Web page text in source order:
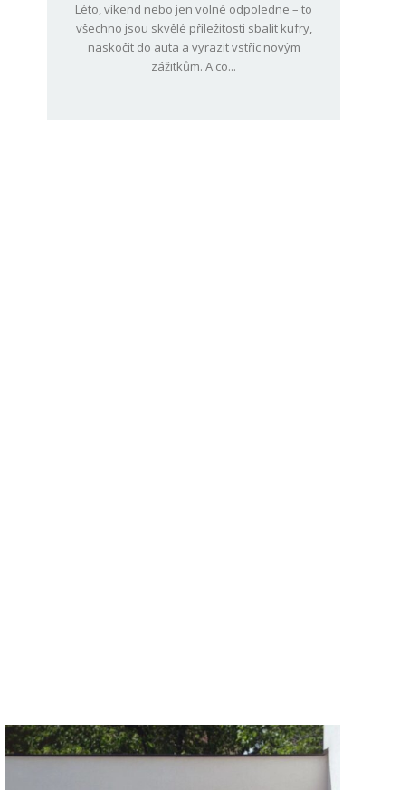
Léto, víkend nebo jen volné odpoledne – to
všechno jsou skvělé příležitosti sbalit kufry,
naskočit do auta a vyrazit vstříc novým
zážitkům. A co...